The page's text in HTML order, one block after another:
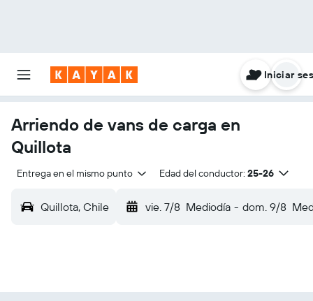
Iniciar
Arriendo de vans de carga en
Quillota
Entrega en el mismo punto Edad del conductor: 25-26
Quillota, Chile vie. 7/8 Mediodía - dom. 9/8